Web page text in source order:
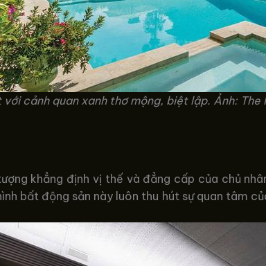
cảnh quan xanh thơ mộng, biệt lập. Ảnh:
khẳng định vị thế và đẳng cấp của chủ
bất động sản này luôn thu hút sự quan tâm